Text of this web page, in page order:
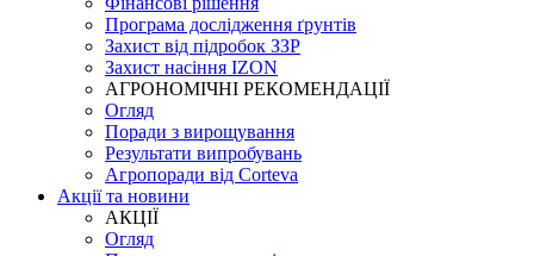
Програма дослідження ґрунтів
Захист від підробок ЗЗР
Захист насіння IZON
АГРОНОМІЧНІ РЕКОМЕНДАЦІЇ
Огляд
Поради з вирощування
Результати випробувань
Агропоради від Corteva
Акції та новини
АКЦІЇ
Огляд